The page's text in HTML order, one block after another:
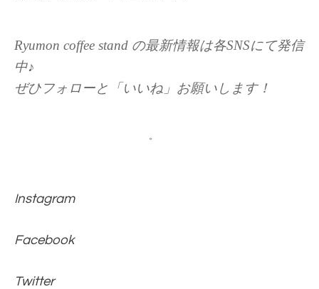
Ryumon coffee stand の最新情報は各SNSにて発信
中♪
ぜひフォローと「いいね」お願いします！
。
Instagram
Facebook
Twitter